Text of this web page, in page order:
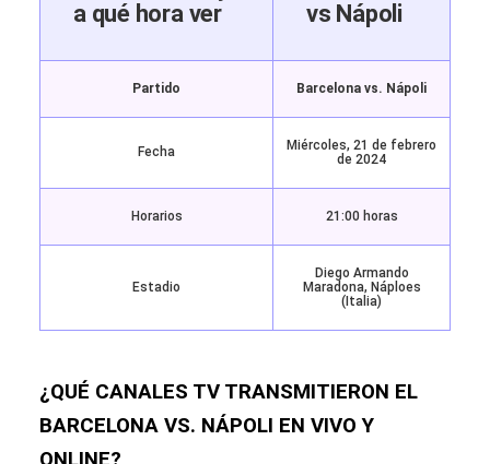
a qué hora ver
vs Nápoli
Partido Barcelona vs. Nápoli
Fecha
Miércoles, 21 de febrero
de 2024
Horarios 21:00 horas
Estadio
Diego Armando
Maradona, Náploes
(Italia)
¿QUÉ CANALES TV TRANSMITIERON EL
BARCELONA VS. NÁPOLI EN VIVO Y